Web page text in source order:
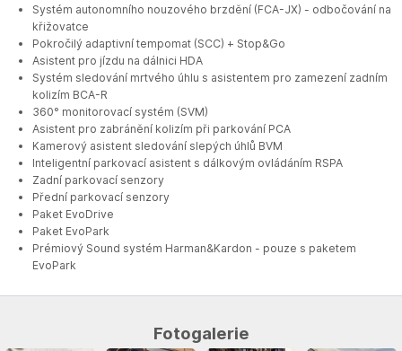
Systém autonomního nouzového brzdění (FCA-JX) - odbočování na
křižovatce
Pokročilý adaptivní tempomat (SCC) + Stop&Go
Asistent pro jízdu na dálnici HDA
Systém sledování mrtvého úhlu s asistentem pro zamezení zadním
kolizím BCA-R
360° monitorovací systém (SVM)
Asistent pro zabránění kolizím při parkování PCA
Kamerový asistent sledování slepých úhlů BVM
Inteligentní parkovací asistent s dálkovým ovládáním RSPA
Zadní parkovací senzory
Přední parkovací senzory
Paket EvoDrive
Paket EvoPark
Prémiový Sound systém Harman&Kardon - pouze s paketem
EvoPark
Fotogalerie